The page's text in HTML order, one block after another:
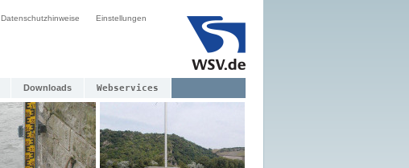
Datenschutzhinweise Einstellungen
Downloads Webservices